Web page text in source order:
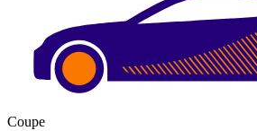
Coupe